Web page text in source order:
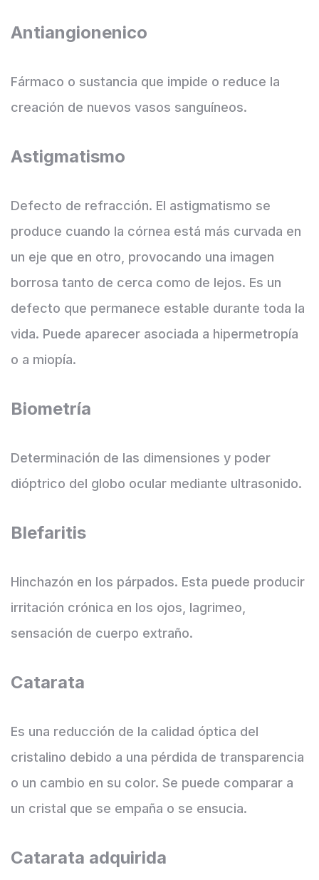
Antiangionenico
Fármaco o sustancia que impide o reduce la
creación de nuevos vasos sanguíneos.
Astigmatismo
Defecto de refracción. El astigmatismo se
produce cuando la córnea está más curvada en
un eje que en otro, provocando una imagen
borrosa tanto de cerca como de lejos. Es un
defecto que permanece estable durante toda la
vida. Puede aparecer asociada a hipermetropía
o a miopía.
Biometría
Determinación de las dimensiones y poder
dióptrico del globo ocular mediante ultrasonido.
Blefaritis
Hinchazón en los párpados. Esta puede producir
irritación crónica en los ojos, lagrimeo,
sensación de cuerpo extraño.
Catarata
Es una reducción de la calidad óptica del
cristalino debido a una pérdida de transparencia
o un cambio en su color. Se puede comparar a
un cristal que se empaña o se ensucia.
Catarata adquirida